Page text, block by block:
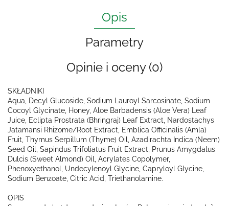
Opis
Parametry
Opinie i oceny (0)
SKŁADNIKI
Aqua, Decyl Glucoside, Sodium Lauroyl Sarcosinate, Sodium
Cocoyl Glycinate, Honey, Aloe Barbadensis (Aloe Vera) Leaf
Juice, Eclipta Prostrata (Bhringraj) Leaf Extract, Nardostachys
Jatamansi Rhizome/Root Extract, Emblica Officinalis (Amla)
Fruit, Thymus Serpillum (Thyme) Oil, Azadirachta Indica (Neem)
Seed Oil, Sapindus Trifoliatus Fruit Extract, Prunus Amygdalus
Dulcis (Sweet Almond) Oil, Acrylates Copolymer,
Phenoxyethanol, Undecylenoyl Glycine, Capryloyl Glycine,
Sodium Benzoate, Citric Acid, Triethanolamine.
OPIS